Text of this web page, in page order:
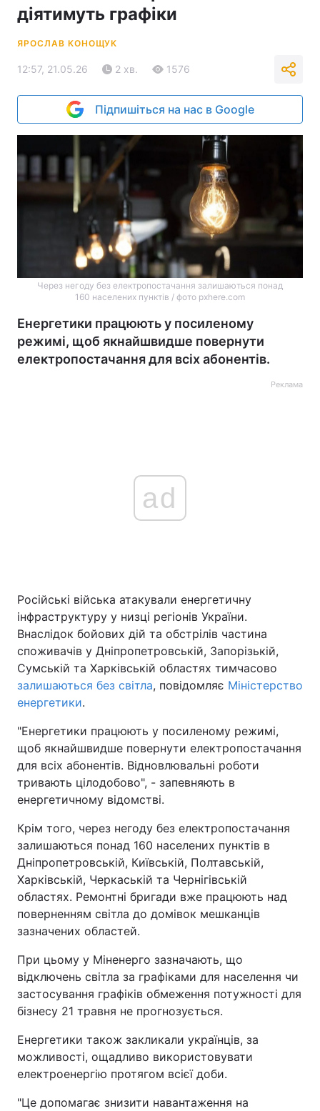
діятимуть графіки
ЯРОСЛАВ КОНОЩУК
12:57, 21.05.26 2 хв. 1576
Підпишіться на нас в Google
Через негоду без електропостачання залишаються понад
160 населених пунктів / фото pxhere.com
Енергетики працюють у посиленому
режимі, щоб якнайшвидше повернути
електропостачання для всіх абонентів.
Реклама
ad
Російські війська атакували енергетичну
інфраструктуру у низці регіонів України.
Внаслідок бойових дій та обстрілів частина
споживачів у Дніпропетровській, Запорізькій,
Сумській та Харківській областях тимчасово
залишаються без світла, повідомляє Міністерство
енергетики.
"Енергетики працюють у посиленому режимі,
щоб якнайшвидше повернути електропостачання
для всіх абонентів. Відновлювальні роботи
тривають цілодобово", - запевняють в
енергетичному відомстві.
Крім того, через негоду без електропостачання
залишаються понад 160 населених пунктів в
Дніпропетровській, Київській, Полтавській,
Харківській, Черкаській та Чернігівській
областях. Ремонтні бригади вже працюють над
поверненням світла до домівок мешканців
зазначених областей.
При цьому у Міненерго зазначають, що
відключень світла за графіками для населення чи
застосування графіків обмеження потужності для
бізнесу 21 травня не прогнозується.
Енергетики також закликали українців, за
можливості, ощадливо використовувати
електроенергію протягом всієї доби.
"Це допомагає знизити навантаження на